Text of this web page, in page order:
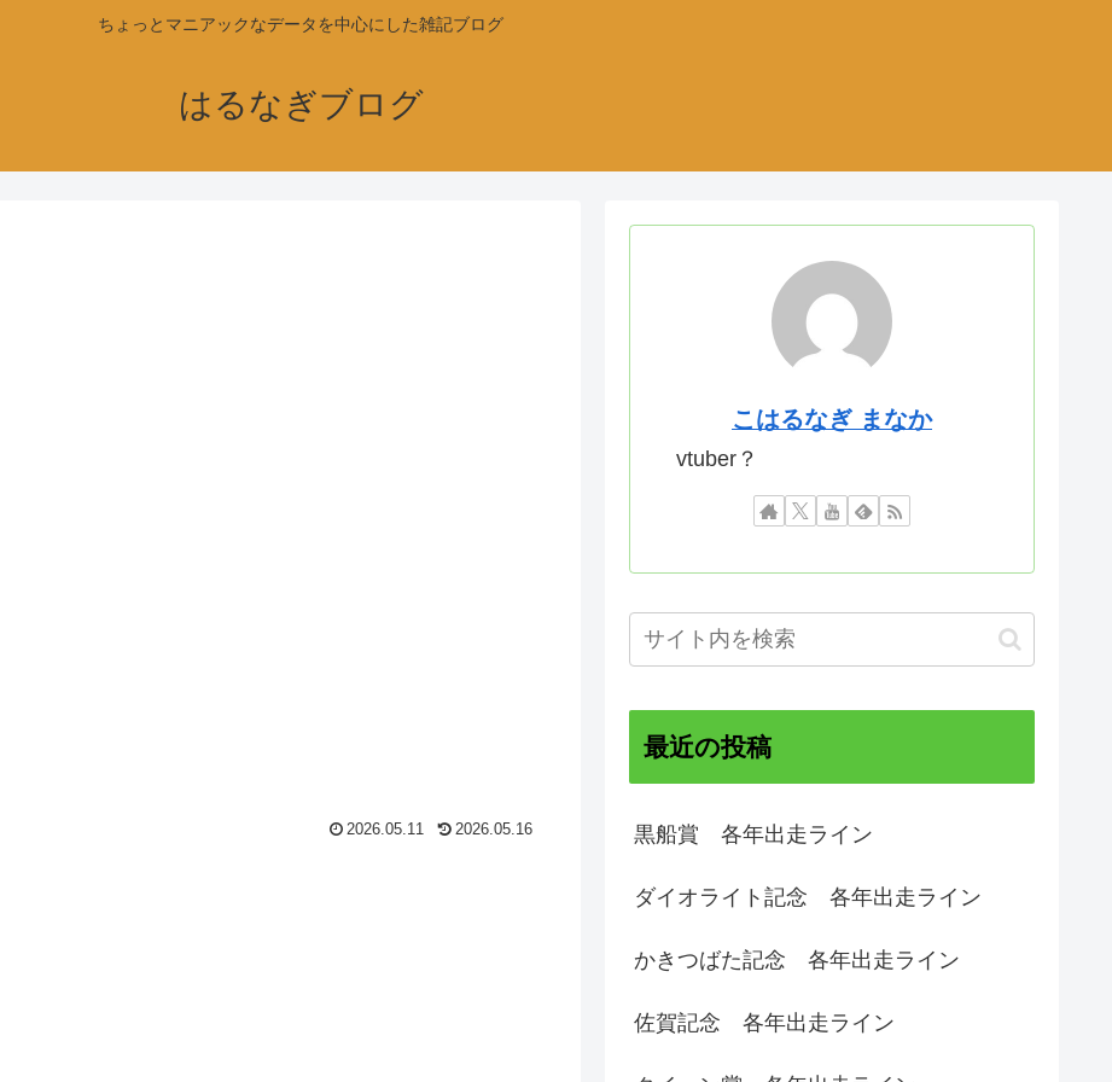
ちょっとマニアックなデータを中心にした雑記ブログ
はるなぎブログ
2026.05.11 2026.05.16
こはるなぎ まなか
vtuber？
最近の投稿
黒船賞 各年出走ライン
ダイオライト記念 各年出走ライン
かきつばた記念 各年出走ライン
佐賀記念 各年出走ライン